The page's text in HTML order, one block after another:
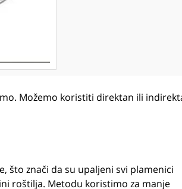
Možemo koristiti direktan ili
što znači da su upaljeni svi plamenici
roštilja. Metodu koristimo za manje